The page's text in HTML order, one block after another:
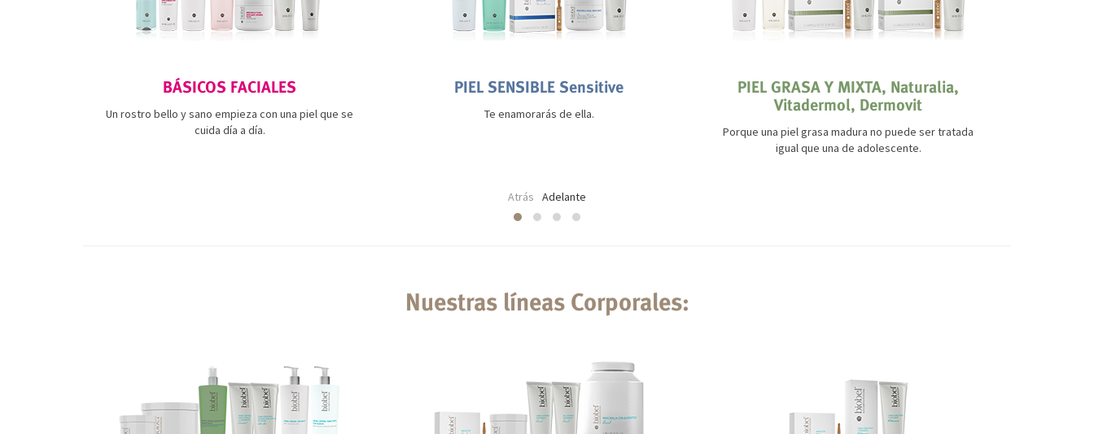
BÁSICOS FACIALES
Un rostro bello y sano empieza con una piel que se
cuida día a día.
PIEL SENSIBLE Sensitive
Te enamorarás de ella.
PIEL GRASA Y MIXTA, Naturalia,
Vitadermol, Dermovit
Porque una piel grasa madura no puede ser tratada
igual que una de adolescente.
Atrás Adelante
Nuestras líneas Corporales: